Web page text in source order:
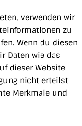
verwenden wir
zu
Wenn du diesen
Daten wie das
dieser Website
nicht erteilst
Merkmale und